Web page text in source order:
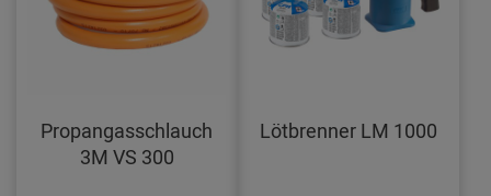
Propangasschlauch
3M VS 300
Lötbrenner LM 1000